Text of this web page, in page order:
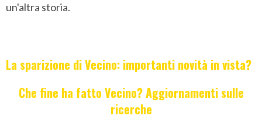
un'altra storia.
La sparizione di Vecino: importanti novità in vista?
Che fine ha fatto Vecino? Aggiornamenti sulle
ricerche